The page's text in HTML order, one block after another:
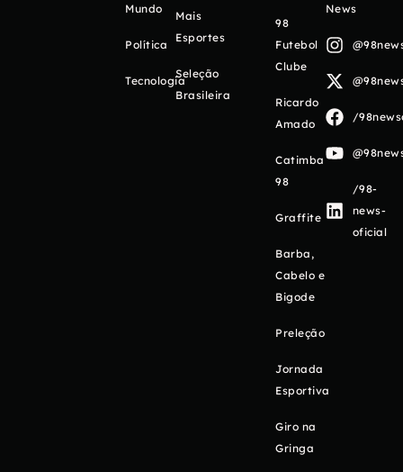
Mundo
Política
Tecnologia
Mais
Esportes
Seleção
Brasileira
98
Futebol
Clube
Ricardo
Amado
Catimba
98
Graffite
Barba,
Cabelo e
Bigode
Preleção
Jornada
Esportiva
Giro na
Gringa
News
/
/98-
news-
oficial